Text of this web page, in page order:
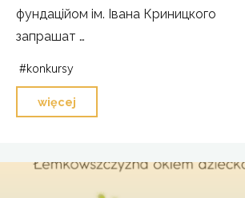
фундаційом ім. Івана Криницкого
запрашат …
#konkursy
więcej
okiem
dziecka